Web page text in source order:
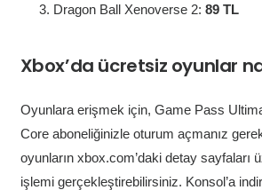
Dragon Ball Xenoverse 2: 89 TL
Xbox’da ücretsiz oyunlar
Oyunlara erişmek için, Game Pass
Core aboneliğinizle oturum açmanız
oyunların xbox.com’daki detay sayfaları
işlemi gerçekleştirebilirsiniz. Konsol’a